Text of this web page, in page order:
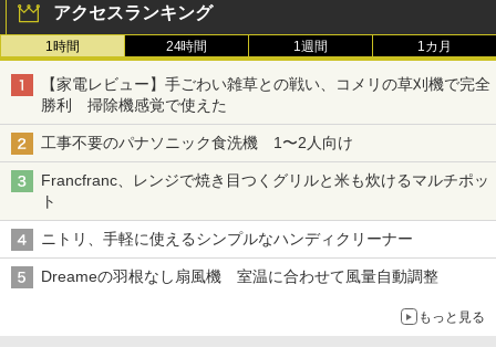
アクセスランキング
1時間 24時間 1週間 1カ月
【家電レビュー】手ごわい雑草との戦い、コメリの草刈機で完全
勝利 掃除機感覚で使えた
工事不要のパナソニック食洗機 1〜2人向け
Francfranc、レンジで焼き目つくグリルと米も炊けるマルチポッ
ト
ニトリ、手軽に使えるシンプルなハンディクリーナー
Dreameの羽根なし扇風機 室温に合わせて風量自動調整
もっと見る